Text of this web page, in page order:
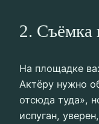
2. Съёмка
На площадке
Актёру нужно
отсюда туда»,
испуган,